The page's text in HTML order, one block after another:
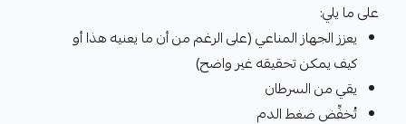
على ما يلي:
يعزز الجهاز المناعي (على الرغم من أن ما يعنيه هذا أو
كيف يمكن تحقيقه غير واضح)
يقي من السرطان
تُخفِّض ضغط الدم